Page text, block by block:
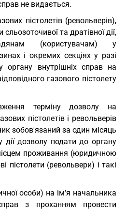
не видається.
пістолетів (револьверів),
та дратівної дії,
(користувачам) у
і окремих секціях у разі
органу внутрішніх справ на
газового пістолету
терміну дозволу на
пістолетів і револьверів
зобов'язаний за один місяць
дії дозволу подати до органу
проживання (юридичною
пістолети (револьвери) і такі
особи) на ім'я начальника
з проханням провести